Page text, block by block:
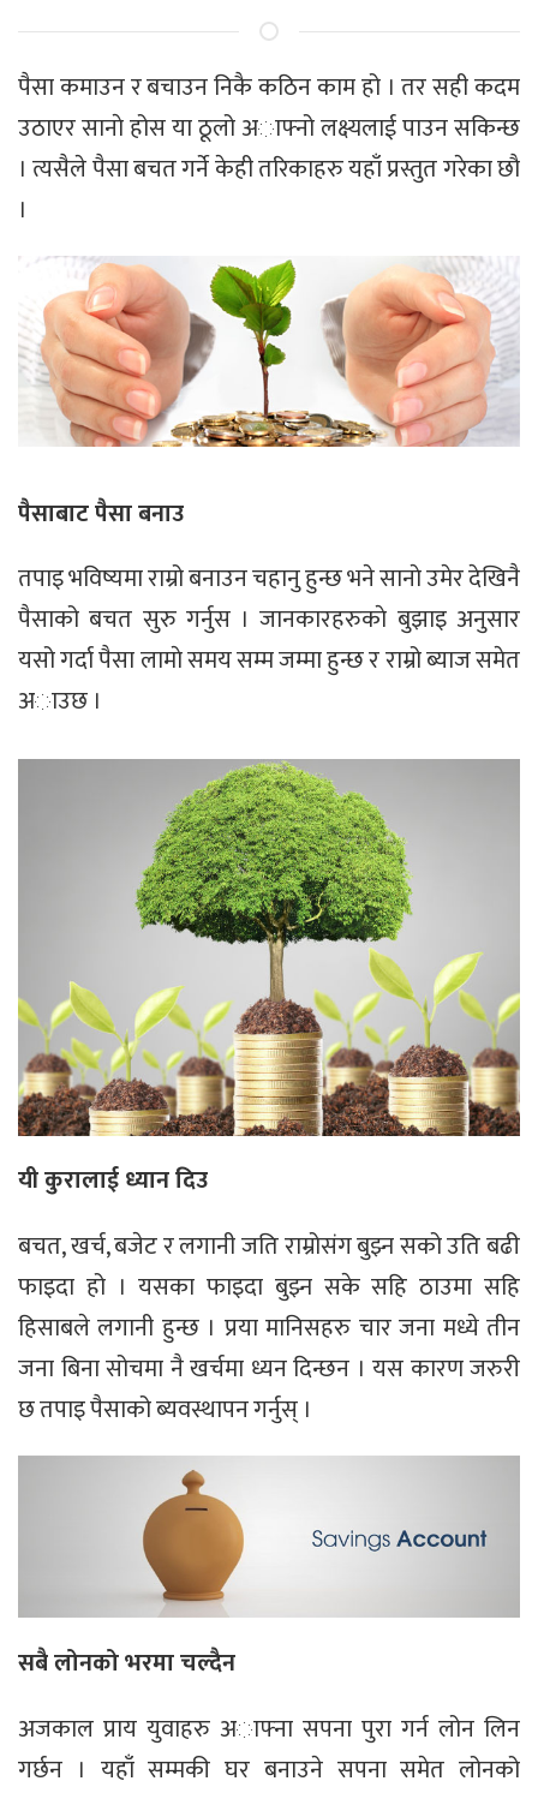
पैसा कमाउन र बचाउन निकै कठिन काम हो । तर सही कदम
उठाएर सानाे होस या ठूलो अाफ्नो लक्ष्यलाई पाउन सकिन्छ
। त्यसैले पैसा बचत गर्ने केही तरिकाहरु यहाँ प्रस्तुत गरेका छाै
।
पैसाबाट पैसा बनाउ
तपाइ भविष्यमा राम्रो बनाउन चहानु हुन्छ भने सानाे उमेर देखिनै
पैसाको बचत सुरु गर्नुस । जानकारहरुकाे बुझाइ अनुसार
यसो गर्दा पैसा लामाे समय सम्म जम्मा हुन्छ र राम्रो ब्याज समेत
अाउछ ।
यी कुरालाई ध्यान दिउ
बचत, खर्च, बजेट र लगानी जति राम्रोसंग बुझ्न सको उति बढी
फाइदा हो । यसका फाइदा बुझ्न सके सहि ठाउमा सहि
हिसाबले लगानी हुन्छ । प्रया मानिसहरु चार जना मध्ये तीन
जना बिना सोचमा नै खर्चमा ध्यन दिन्छन । यस कारण जरुरी
छ तपाइ पैसाको ब्यवस्थापन गर्नुस् ।
सबै लोनको भरमा चल्दैन
अजकाल प्राय युवाहरु अाफ्ना सपना पुरा गर्न लोन लिन
गर्छन । यहाँ सम्मकी घर बनाउने सपना समेत लोनको